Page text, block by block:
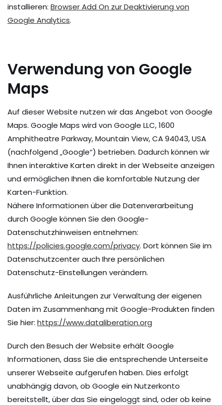
installieren: Browser Add On zur Deaktivierung von
Google Analytics.
Verwendung von Google
Maps
Auf dieser Website nutzen wir das Angebot von Google
Maps. Google Maps wird von Google LLC, 1600
Amphitheatre Parkway, Mountain View, CA 94043, USA
(nachfolgend „Google“) betrieben. Dadurch können wir
Ihnen interaktive Karten direkt in der Webseite anzeigen
und ermöglichen Ihnen die komfortable Nutzung der
Karten-Funktion.
Nähere Informationen über die Datenverarbeitung
durch Google können Sie den Google-
Datenschutzhinweisen entnehmen:
https://policies.google.com/privacy. Dort können Sie im
Datenschutzcenter auch Ihre persönlichen
Datenschutz-Einstellungen verändern.
Ausführliche Anleitungen zur Verwaltung der eigenen
Daten im Zusammenhang mit Google-Produkten finden
Sie hier: https://www.dataliberation.org
Durch den Besuch der Website erhält Google
Informationen, dass Sie die entsprechende Unterseite
unserer Webseite aufgerufen haben. Dies erfolgt
unabhängig davon, ob Google ein Nutzerkonto
bereitstellt, über das Sie eingeloggt sind, oder ob keine